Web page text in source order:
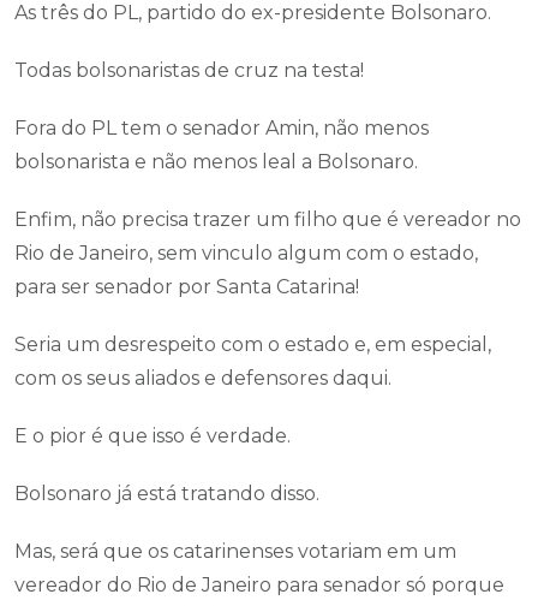
As três do PL, partido do ex-presidente Bolsonaro.
Todas bolsonaristas de cruz na testa!
Fora do PL tem o senador Amin, não menos
bolsonarista e não menos leal a Bolsonaro.
Enfim, não precisa trazer um filho que é vereador no
Rio de Janeiro, sem vinculo algum com o estado,
para ser senador por Santa Catarina!
Seria um desrespeito com o estado e, em especial,
com os seus aliados e defensores daqui.
E o pior é que isso é verdade.
Bolsonaro já está tratando disso.
Mas, será que os catarinenses votariam em um
vereador do Rio de Janeiro para senador só porque